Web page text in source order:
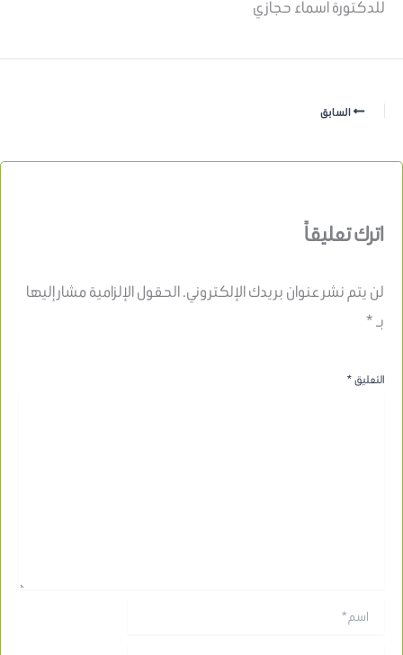
للدكتورة اسماء حجازي
السابق
اترك تعليقاً
لن يتم نشر عنوان بريدك الإلكتروني.الحقول الإلزامية مشار إليها
بـ*
التعليق*